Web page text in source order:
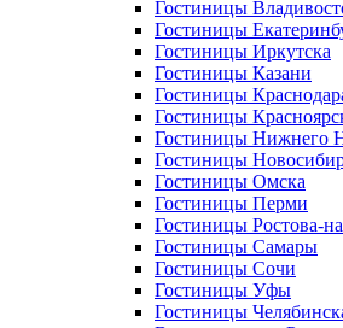
Гостиницы
Гостиницы
Гостиницы Иркутска
Гостиницы Казани
Гостиницы
Гостиницы
Гостиницы Нижнего
Гостиницы
Гостиницы Омска
Гостиницы Перми
Гостиницы Ростова-
Гостиницы Самары
Гостиницы Сочи
Гостиницы Уфы
Гостиницы